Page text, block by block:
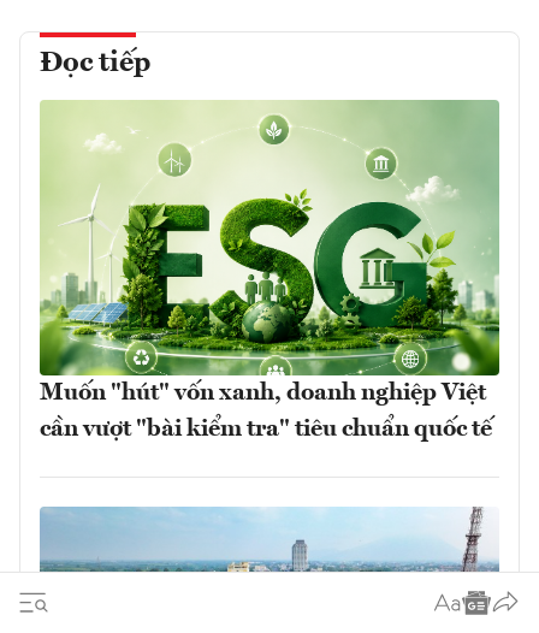
Đọc tiếp
Muốn "hút" vốn xanh, doanh nghiệp Việt
cần vượt "bài kiểm tra" tiêu chuẩn quốc tế